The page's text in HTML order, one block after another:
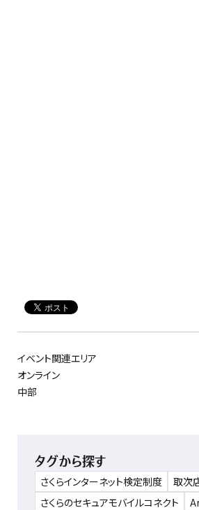
イベント関連エリア
オンライン
中部
タグから探す
さくらインターネット検定制度 取次
さくらのセキュアモバイルコネクト